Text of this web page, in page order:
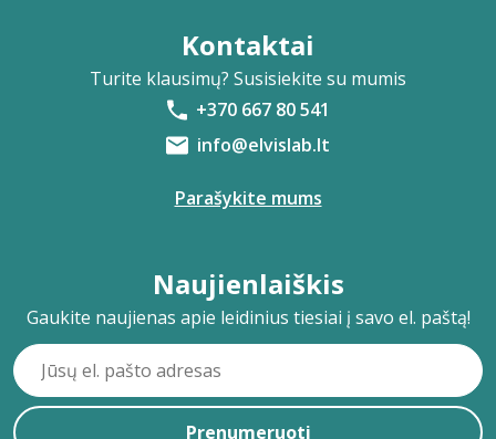
Kontaktai
Turite klausimų? Susisiekite su mumis
+370 667 80 541
info@elvislab.lt
Parašykite mums
Naujienlaiškis
Gaukite naujienas apie leidinius tiesiai į savo el. paštą!
Prenumeruoti